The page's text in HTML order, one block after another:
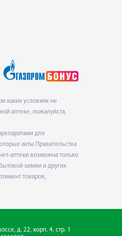
каких условиях не
аптеке, пожалуйста,
для
акты Правительства
аптеки возможна только
химии и других
товаров,
д. 22, корп. 4, стр. 1